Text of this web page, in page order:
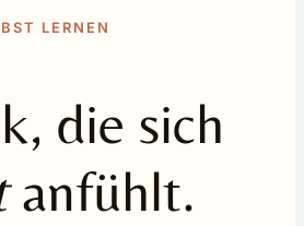
LERNEN
die sich
anfühlt.